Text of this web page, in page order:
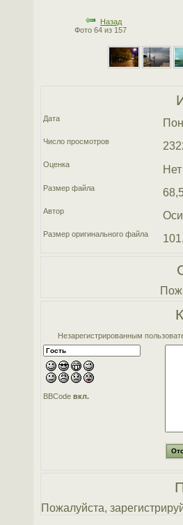
Назад
Фото 64 из 157
Дата
Число просмотров
Оценка Нет
Размер файла
Автор
Размер оригинального файла
Незарегистрированным
BBCodeвкл.
Пожалуйста,